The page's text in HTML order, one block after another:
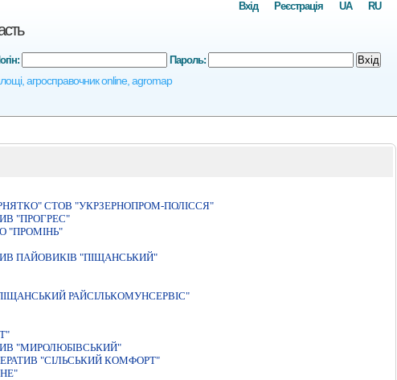
агросправочник online, agromap
RU
UA
Реєстрація
Вхід
Пароль: Вхід
СТОВ "УКРЗЕРНОПРОМ-ПОЛIССЯ"
"ПРОГРЕС"
"ПРОМIНЬ"
ПАЙОВИКІВ "ПІЩАНСЬКИЙ"
РАЙСIЛЬКОМУНСЕРВIС"
"МИРОЛЮБІВСЬКИЙ"
"СІЛЬСЬКИЙ КОМФОРТ"